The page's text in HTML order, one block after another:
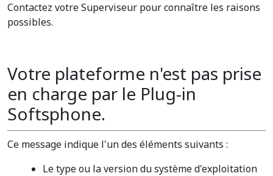
Contactez votre Superviseur pour connaître les raisons
possibles.
Votre plateforme n'est pas prise
en charge par le Plug-in
Softsphone.
Ce message indique l'un des éléments suivants :
Le type ou la version du système d'exploitation